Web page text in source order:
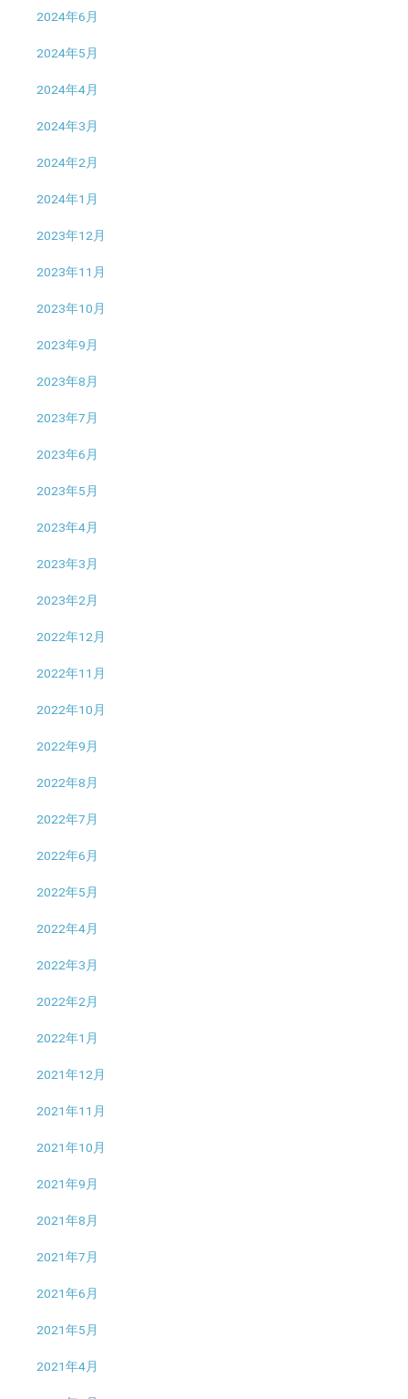
2024年6月
2024年5月
2024年4月
2024年3月
2024年2月
2024年1月
2023年12月
2023年11月
2023年10月
2023年9月
2023年8月
2023年7月
2023年6月
2023年5月
2023年4月
2023年3月
2023年2月
2022年12月
2022年11月
2022年10月
2022年9月
2022年8月
2022年7月
2022年6月
2022年5月
2022年4月
2022年3月
2022年2月
2022年1月
2021年12月
2021年11月
2021年10月
2021年9月
2021年8月
2021年7月
2021年6月
2021年5月
2021年4月